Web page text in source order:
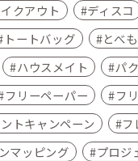
クアウト ディスコ
トートバッグ とべ
ハウスメイト パ
フリーペーパー フ
トキャンペーン
マッピング プロジ